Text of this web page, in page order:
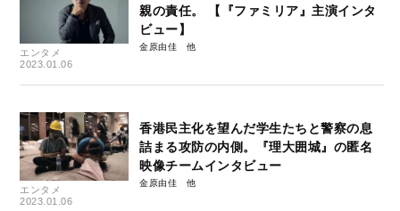
エンタメ
2023.01.06
親の責任。 【『ファミリア』主演インタ
ビュー】
金原由佳
エンタメ
2023.01.06
香港民主化を望んだ学生たちと警察の息
詰まる攻防の内側。『理大囲城』の匿名
映像チームインタビュー
金原由佳